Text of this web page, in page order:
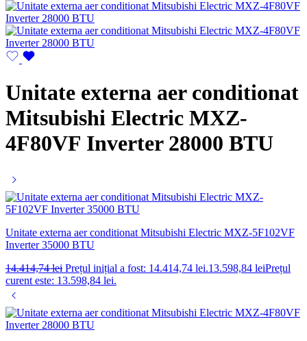
Unitate externa aer conditionat
Mitsubishi Electric MXZ-
4F80VF Inverter 28000 BTU
Unitate externa aer conditionat Mitsubishi Electric MXZ-5F102VF
Inverter 35000 BTU
14.414,74lei Prețul inițial a fost: 14.414,74 lei.13.598,84 leiPrețul
curent este: 13.598,84 lei.